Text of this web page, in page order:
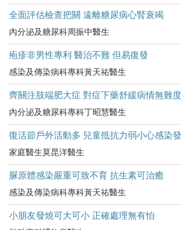
全面評估檢查把關 遠離糖尿病心腎衰竭
內分泌及糖尿科周振中醫生
疱疹非男性專利 醫治不難 但易復發
感染及傳染病科專科黃天祐醫生
齊關注肢端肥大症 對症下藥舒緩病情無難度
內分泌及糖尿科專科丁昭慧醫生
復活節戶外活動多 兒童抵抗力弱小心感染
家庭醫生莫昆洋醫生
脲原體感染嚴重可致不育 抗生素可治癒
感染及傳染病科專科黃天祐醫生
小朋友發燒可大可小 正確處理無有怕